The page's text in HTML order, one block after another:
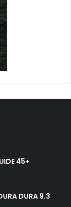
45+
DURA 9.3